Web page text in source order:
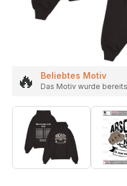
🔥 Beliebtes Motiv
Das Motiv wurde